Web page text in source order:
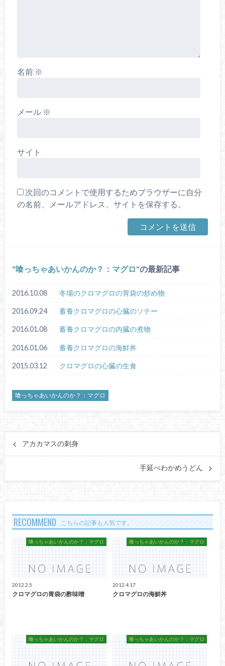
名前 ※
メール ※
サイト
次回のコメントで使用するためブラウザーに自分
の名前、メールアドレス、サイトを保存する。
喰っちゃあいかんのか？：マグロ の最新記事
2016.10.08 冬場のクロマグロの胃袋の炒め物
2016.09.24 蓄養クロマグロの心臓のソテー
2016.01.08 蓄養クロマグロの内臓の煮物
2016.01.06 蓄養クロマグロの海鮮丼
2015.03.12 クロマグロの心臓の生食
喰っちゃあいかんのか？：マグロ
アカカマスの刺身
手延べわかめうどん
RECOMMEND こちらの記事も人気です。
喰っちゃあいかんのか？：マグロ
2012.2.5
クロマグロの胃袋の酢味噌
喰っちゃあいかんのか？：マグロ
2012.4.17
クロマグロの海鮮丼
喰っちゃあいかんのか？：マグロ 喰っちゃあいかんのか？：マグロ